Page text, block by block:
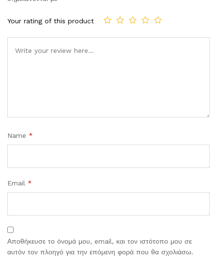
Your rating of this product
Name *
Email *
Αποθήκευσε το όνομά μου, email, και τον ιστότοπο μου σε
αυτόν τον πλοηγό για την επόμενη φορά που θα σχολιάσω.